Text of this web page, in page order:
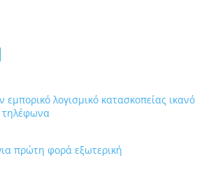
εμπορικό λογισμικό κατασκοπείας ικανό
τηλέφωνα
πρώτη φορά εξωτερική